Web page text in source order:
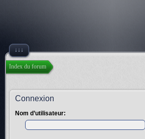
↓↓↓
Index du forum
Connexion
Nom d’utilisateur: